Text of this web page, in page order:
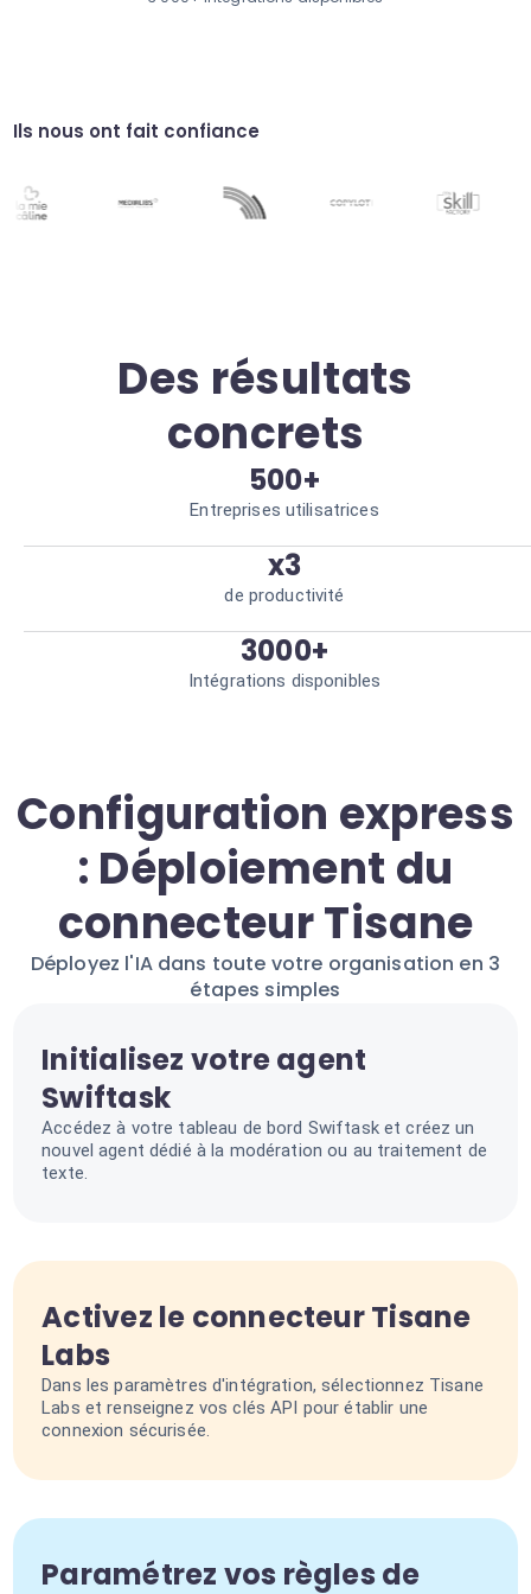
services. Engagement utilisateur accru.
Analyse de sentiment
Satisfaction client optimisée.
Ils nous ont fait confiance
Des résultats
concrets
500+
Entreprises utilisatrices
x3
de productivité
3000+
Intégrations disponibles
Configuration express
: Déploiement du
connecteur Tisane
Déployez l'IA dans toute votre organisation en 3
étapes simples
Initialisez votre agent
Swiftask
Accédez à votre tableau de bord Swiftask et créez un
nouvel agent dédié à la modération ou au traitement de
texte.
Activez le connecteur Tisane
Labs
Dans les paramètres d'intégration, sélectionnez Tisane
Labs et renseignez vos clés API pour établir une
connexion sécurisée.
Paramétrez vos règles de